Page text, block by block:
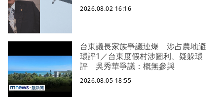
2026.08.02 16:16
台東議長家族爭議連爆 涉占農地避
環評1／台東度假村涉圖利、疑躲環
評 吳秀華爭議：概無參與
2026.08.05 18:55